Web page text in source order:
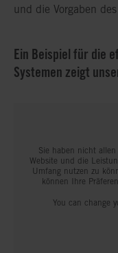
und die Vorgaben
Ein Beispiel für die
Systemen zeigt
Sie haben nicht
Website und die
Umfang nutzen zu
können Ihre
You can change